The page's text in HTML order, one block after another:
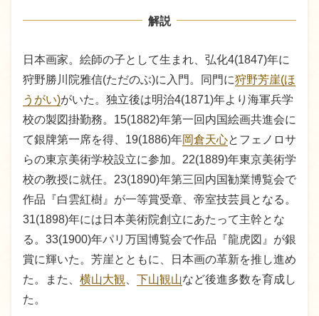
解説
日本画家。絵師の子として生まれ、弘化4(1847)年に
狩野勝川院雅信(ただのぶ)に入門。同門に狩野芳崖(ほ
うがい)がいた。独立後は明治4(1871)年より海軍兵学
校の製図掛勤務。15(1882)年第一回内国絵画共進会に
て銀牌第一席を得、19(1886)年岡倉天心とフェノロサ
らの東京美術学校設立に参加。22(1889)年東京美術学
校の教授に就任。23(1890)年第三回内国勧業博覧会で
作品『白雲紅樹』が一等賞受章、帝室技芸員となる。
31(1898)年には日本美術院創立にあたって主幹とな
る。33(1900)年パリ万国博覧会で作品『龍虎図』が銀
賞に輝いた。芳崖とともに、日本画の革新を推し進め
た。また、 横山大観 下山観山など後進多数を育成し
た。